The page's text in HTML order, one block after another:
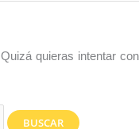
quieras intentar con